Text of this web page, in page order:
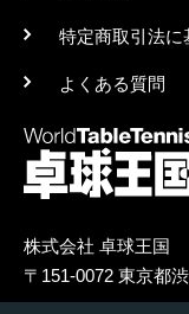
特定商取引法に
よくある質問
株式会社 卓球王国
〒151-0072 東京都